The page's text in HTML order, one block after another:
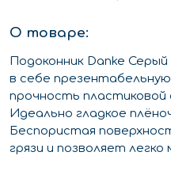
О товаре:
Подоконник Danke
в себе
прочность пластиковой
Идеально гладкое
Беспористая
грязи и позволяет